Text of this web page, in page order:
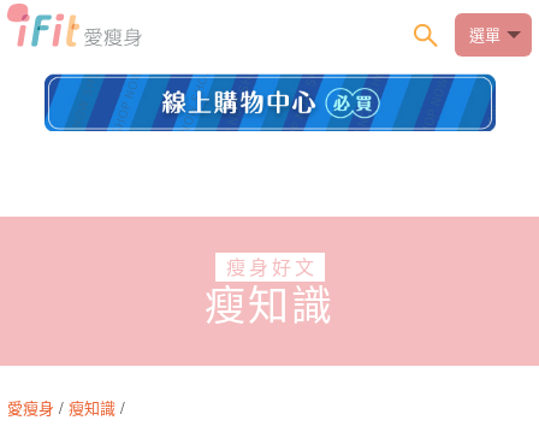
選單
瘦身好文
瘦知識
愛瘦身 / 瘦知識 /